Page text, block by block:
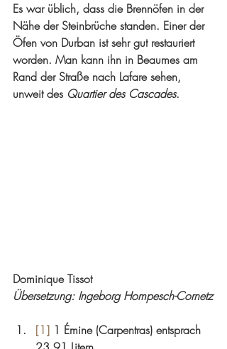
Es war üblich, dass die Brennöfen in der
Nähe der Steinbrüche standen. Einer der
Öfen von Durban ist sehr gut restauriert
worden. Man kann ihn in Beaumes am
Rand der Straße nach Lafare sehen,
unweit des Quartier des Cascades.
Dominique Tissot
Übersetzung: Ingeborg Hompesch-Cornetz
[1] 1 Émine (Carpentras) entsprach